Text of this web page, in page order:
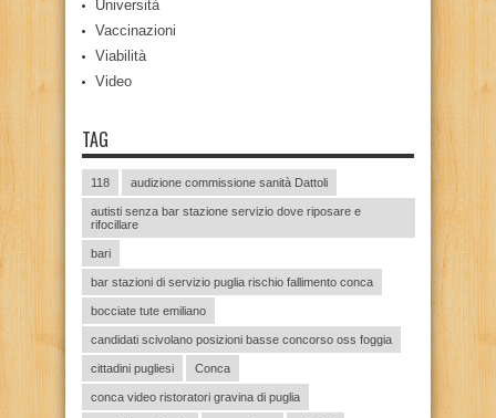
Università
Vaccinazioni
Viabilità
Video
TAG
118 audizione commissione sanità Dattoli
autisti senza bar stazione servizio dove riposare e
rifocillare
bari
bar stazioni di servizio puglia rischio fallimento conca
bocciate tute emiliano
candidati scivolano posizioni basse concorso oss foggia
cittadini pugliesi Conca
conca video ristoratori gravina di puglia